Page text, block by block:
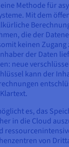
Methode für
Mit dem
die der
keinen
der Daten
neue
kann der
es, das
in die Cloud
von